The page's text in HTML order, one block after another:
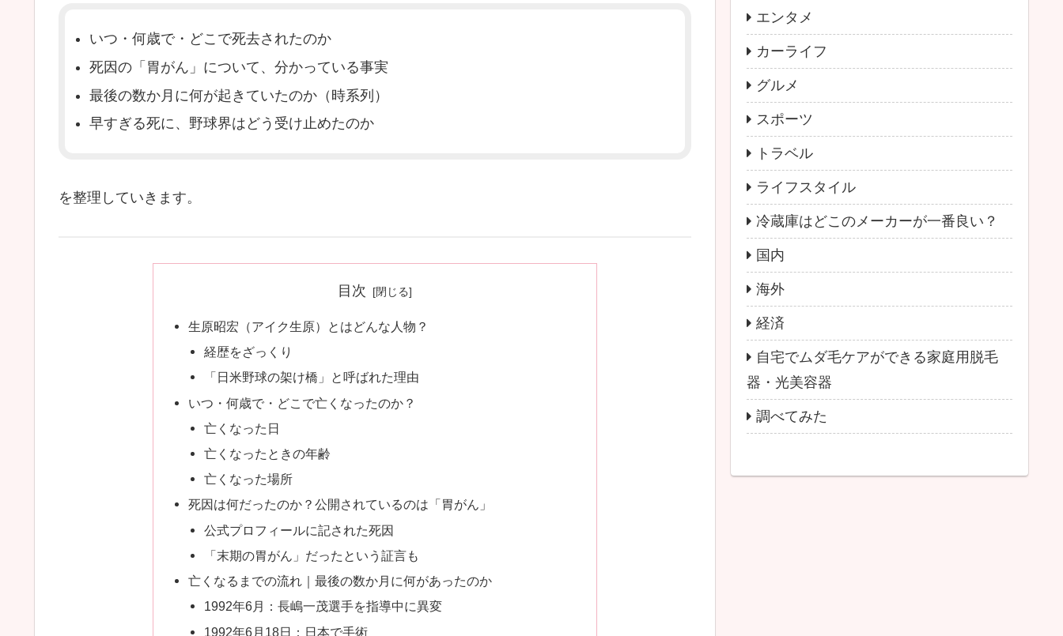
いつ・何歳で・どこで死去されたのか
死因の「胃がん」について、分かっている事実
最後の数か月に何が起きていたのか（時系列）
早すぎる死に、野球界はどう受け止めたのか
を整理していきます。
目次
生原昭宏（アイク生原）とはどんな人物？
経歴をざっくり
「日米野球の架け橋」と呼ばれた理由
いつ・何歳で・どこで亡くなったのか？
亡くなった日
亡くなったときの年齢
亡くなった場所
死因は何だったのか？公開されているのは「胃がん」
公式プロフィールに記された死因
「末期の胃がん」だったという証言も
亡くなるまでの流れ｜最後の数か月に何があったのか
1992年6月：長嶋一茂選手を指導中に異変
1992年6月18日：日本で手術
エンタメ
カーライフ
グルメ
スポーツ
トラベル
ライフスタイル
冷蔵庫はどこのメーカーが一番良い？
国内
海外
経済
自宅でムダ毛ケアができる家庭用脱毛
器・光美容器
調べてみた